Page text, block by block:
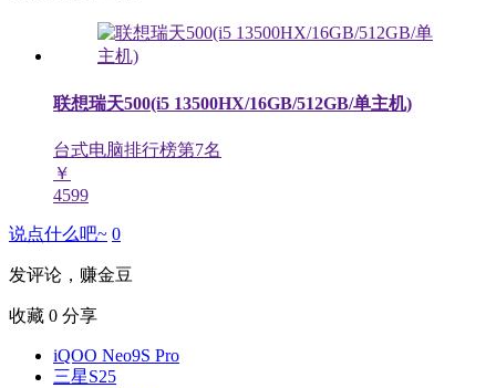
联想瑞天500(i5 13500HX/16GB/512GB/单主机)
台式电脑排行榜第7名
￥
4599
说点什么吧~ 0
发评论，赚金豆
收藏 0 分享
iQOO Neo9S Pro
三星S25